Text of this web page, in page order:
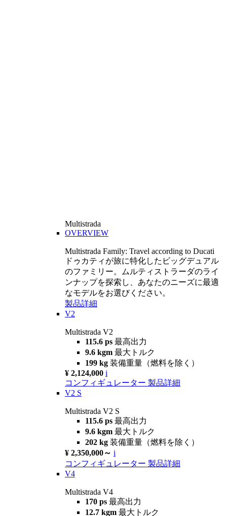
Multistrada
OVERVIEW
Multistrada Family: Travel according to Ducati
ドゥカティが旅に特化したビッグデュアル
のファミリー。ムルティストラーダのライ
ンナップを探索し、あなたのニーズに最適
なモデルをお選びください。
製品詳細
V2
Multistrada V2
115.6 ps 最高出力
9.6 kgm 最大トルク
199 kg 装備重量（燃料を除く）
¥ 2,124,000 i
コンフィギュレーター 製品詳細
V2 S
Multistrada V2 S
115.6 ps 最高出力
9.6 kgm 最大トルク
202 kg 装備重量（燃料を除く）
¥ 2,350,000～ i
コンフィギュレーター 製品詳細
V4
Multistrada V4
170 ps 最高出力
12.7 kgm 最大トルク